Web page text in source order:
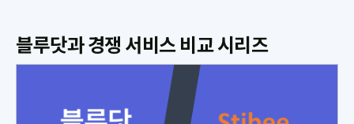
블루닷과 경쟁 서비스 비교 시리즈